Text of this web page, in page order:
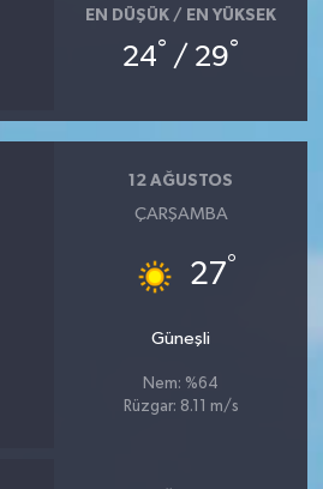
EN DÜŞÜK / EN YÜKSEK
24° / 29°
12 AĞUSTOS
ÇARŞAMBA
27°
Güneşli
Nem: %64
Rüzgar: 8.11 m/s